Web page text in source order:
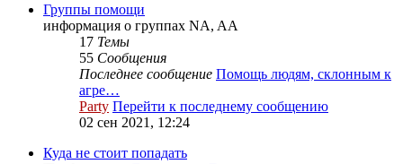
Группы помощи
информация о группах NA, AA
17 Темы
55 Сообщения
Последнее сообщение Помощь людям, склонным к
агре…
Party Перейти к последнему сообщению
02 сен 2021, 12:24
Куда не стоит попадать